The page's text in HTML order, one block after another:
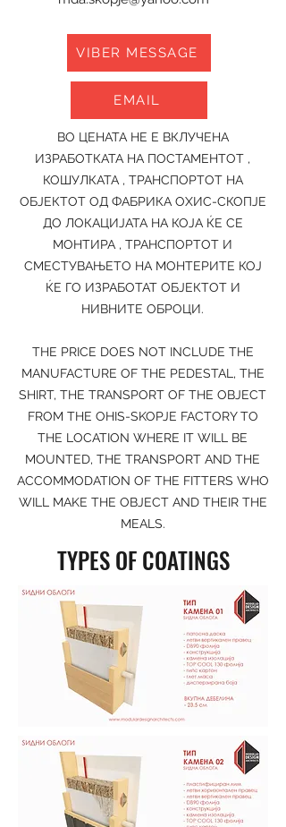
VIBER MESSAGE
EMAIL
ВО ЦЕНАТА НЕ Е ВКЛУЧЕНА
ИЗРАБОТКАТА НА ПОСТАМЕНТОТ ,
КОШУЛКАТА , ТРАНСПОРТОТ НА
ОБЈЕКТОТ ОД ФАБРИКА ОХИС-СКОПЈЕ
ДО ЛОКАЦИЈАТА НА КОЈА ЌЕ СЕ
МОНТИРА , ТРАНСПОРТОТ И
СМЕСТУВАЊЕТО НА МОНТЕРИТЕ КОЈ
ЌЕ ГО ИЗРАБОТАТ ОБЈЕКТОТ И
НИВНИТЕ ОБРОЦИ.
THE PRICE DOES NOT INCLUDE THE
MANUFACTURE OF THE PEDESTAL, THE
SHIRT, THE TRANSPORT OF THE OBJECT
FROM THE OHIS-SKOPJE FACTORY TO
THE LOCATION WHERE IT WILL BE
MOUNTED, THE TRANSPORT AND THE
ACCOMMODATION OF THE FITTERS WHO
WILL MAKE THE OBJECT AND THEIR THE
MEALS.
TYPES OF COATINGS